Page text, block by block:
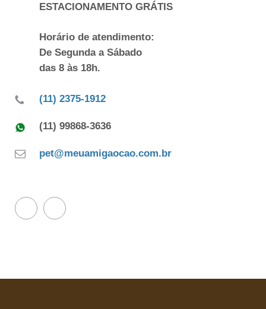
ESTACIONAMENTO GRÁTIS
Horário de atendimento:
De Segunda a Sábado
das 8 às 18h.
(11) 2375-1912
(11) 99868-3636
pet@meuamigaocao.com.br